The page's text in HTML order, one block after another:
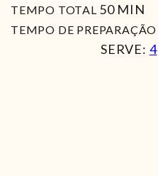
TEMPO TOTAL 50MIN
MIN
TEMPO DE PREPARAÇÃO
SERVE: 4